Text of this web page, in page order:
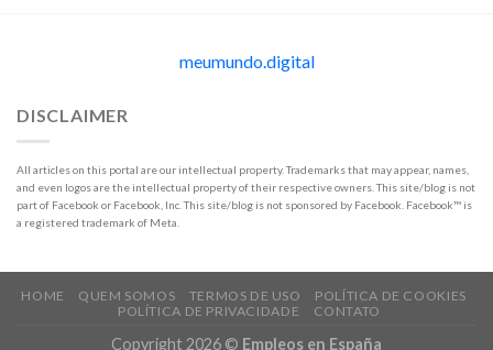
meumundo.digital
DISCLAIMER
All articles on this portal are our intellectual property. Trademarks that may appear, names,
and even logos are the intellectual property of their respective owners. This site/blog is not
part of Facebook or Facebook, Inc. This site/blog is not sponsored by Facebook. Facebook™ is
a registered trademark of Meta.
HOME QUEM SOMOS TERMOS DE USO
POLÍTICA DE COOKIES
POLÍTICA DE PRIVACIDADE
CONTATO
Copyright 2026 © Empleos en España